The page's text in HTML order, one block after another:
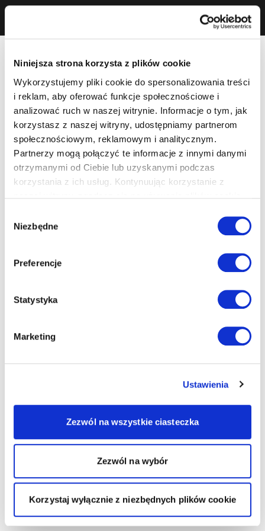
Niniejsza strona korzysta z plików cookie
Wykorzystujemy pliki cookie do spersonalizowania treści
i reklam, aby oferować funkcje społecznościowe i
analizować ruch w naszej witrynie. Informacje o tym, jak
korzystasz z naszej witryny, udostępniamy partnerom
społecznościowym, reklamowym i analitycznym.
Partnerzy mogą połączyć te informacje z innymi danymi
otrzymanymi od Ciebie lub uzyskanymi podczas
korzystania z ich usług. Kontynuując korzystanie z
zgody
Niezbędne
Preferencje
Statystyka
Marketing
Ustawienia
Zezwól na wszystkie ciasteczka
Zezwól na wybór
Korzystaj wyłącznie z niezbędnych plików cookie